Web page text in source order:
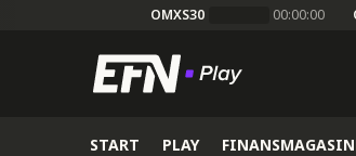
OMXS30 00:00:00
START PLAY